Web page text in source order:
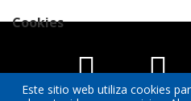
Cookies
Este sitio web utiliza cookies